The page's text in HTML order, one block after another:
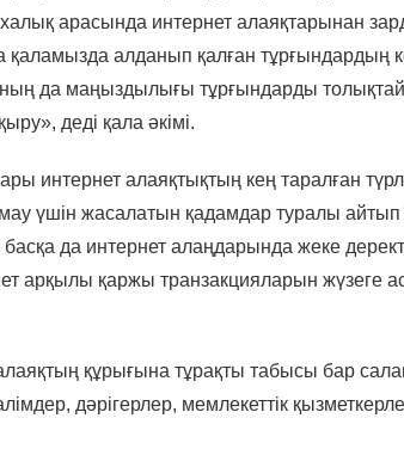
арасында интернет алаяқтарынан
қаламызда алданып қалған тұрғындардың
да маңыздылығы тұрғындарды
деді қала әкімі.
интернет алаяқтықтың кең таралған
үшін жасалатын қадамдар туралы айтып
да интернет алаңдарында жеке
арқылы қаржы транзакцияларын жүзеге
құрығына тұрақты табысы бар
дәрігерлер, мемлекеттік